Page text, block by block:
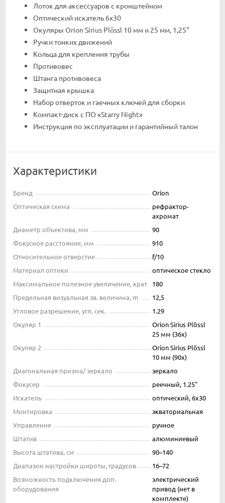
Лоток для аксессуаров с кронштейном
Оптический искатель 6x30
Окуляры Orion Sirius Plössl 10 мм и 25 мм, 1,25"
Ручки тонких движений
Кольца для крепления трубы
Противовес
Штанга противовеса
Защитная крышка
Набор отверток и гаечных ключей для сборки
Компакт-диск с ПО «Starry Night»
Инструкция по эксплуатации и гарантийный талон
Характеристики
Бренд
Orion
Оптическая схема
рефрактор-
ахромат
Диаметр объектива, мм
90
Фокусное расстояние, мм
910
Относительное отверстие
f/10
Материал оптики
оптическое стекло
Максимальное полезное увеличение, крат
180
Предельная визуальная зв. величина, m
12,5
Угловое разрешение, угл. сек.
1.29
Окуляр 1
Orion Sirius Plössl
25 мм (36x)
Окуляр 2
Orion Sirius Plössl
10 мм (90x)
Диагональная призма/ зеркало
зеркало
Фокусер
реечный, 1.25"
Искатель
оптический, 6x30
Монтировка
экваториальная
Управление
ручное
Штатив
алюминиевый
Высота штатива, см
90–140
Диапазон настройки широты, градусов
16–72
Возможность подключения доп.
оборудования
электрический
привод (нет в
комплекте)